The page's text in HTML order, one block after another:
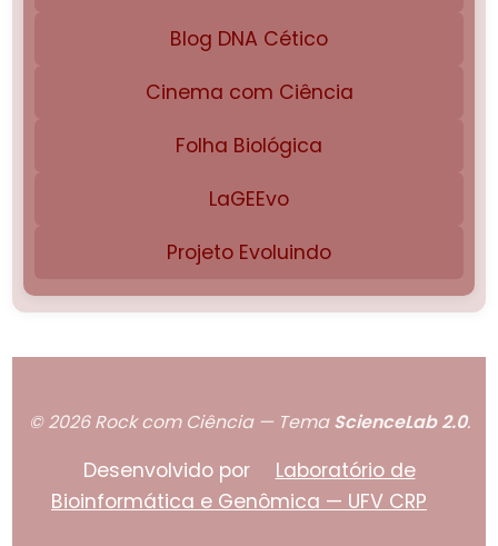
Blog DNA Cético
Cinema com Ciência
Folha Biológica
LaGEEvo
Projeto Evoluindo
© 2026 Rock com Ciência — TemaScienceLab 2.0.
Desenvolvido por
Laboratório de
Bioinformática e Genômica — UFV CRP